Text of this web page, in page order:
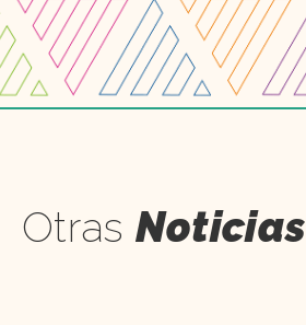
Otras Noticias